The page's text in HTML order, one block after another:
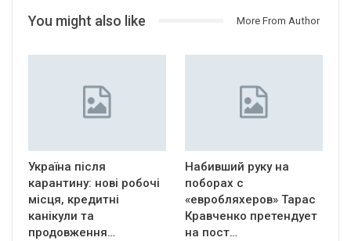
You might also like More From Author
Україна після
карантину: нові робочі
місця, кредитні
канікули та
продовження…
Набивший руку на
поборах с
«евробляхеров» Тарас
Кравченко претендует
на пост…